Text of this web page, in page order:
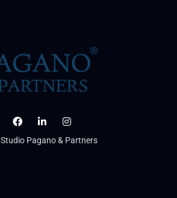
Studio Pagano & Partners